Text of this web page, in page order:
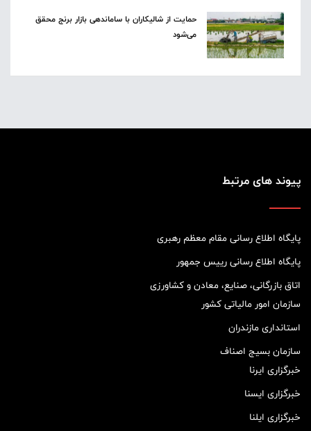
حمایت از شالیکاران با ساماندهی بازار برنج محقق
می‌شود
پیوند های مرتبط
پایگاه اطلاع رسانی مقام معظم رهبری
پایگاه اطلاع رسانی رییس جمهور
اتاق بازرگانی، صنایع، معادن و کشاورزی
سازمان امور مالیاتی کشور
استانداری مازندران
سازمان بسیج اصناف
خبرگزاری ایرنا
خبرگزاری ایسنا
خبرگزاری ایلنا